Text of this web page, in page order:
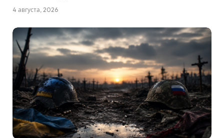
4 августа, 2026